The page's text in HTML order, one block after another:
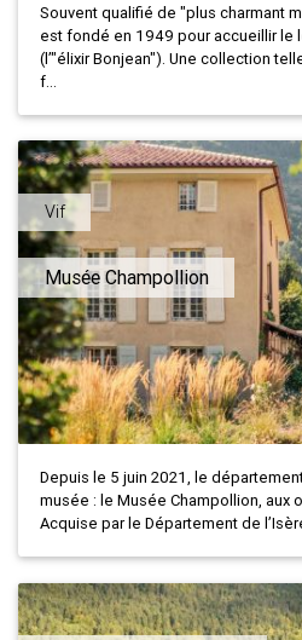
Souvent qualifié de "plus charmant
est fondé en 1949 pour accueillir le
(l’"élixir Bonjean"). Une collection
f...
Vif
Musée Champollion
Depuis le 5 juin 2021, le
musée : le Musée Champollion, aux
Acquise par le Département de